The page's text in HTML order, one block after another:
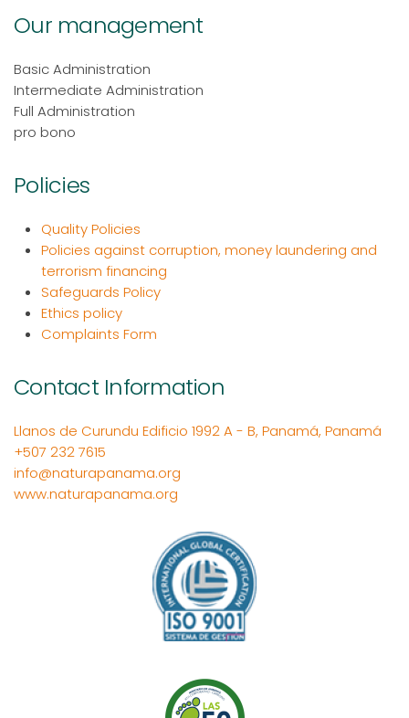
Our management
Basic Administration
Intermediate Administration
Full Administration
pro bono
Policies
Quality Policies
Policies against corruption, money laundering and
terrorism financing
Safeguards Policy
Ethics policy
Complaints Form
Contact Information
Llanos de Curundu Edificio 1992 A - B, Panamá, Panamá
+507 232 7615
info@naturapanama.org
www.naturapanama.org